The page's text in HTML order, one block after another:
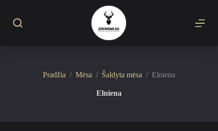
Pradžia / Mėsa / Šaldyta mėsa / Elniena
Elniena